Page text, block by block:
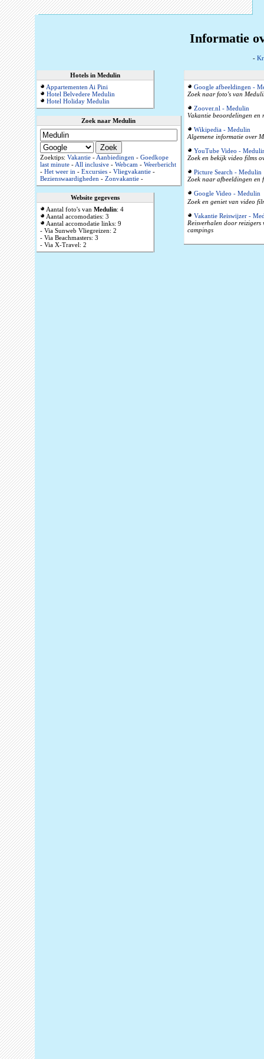
Informatie
-
Hotels in Medulin
Appartementen Ai Pini
Hotel Belvedere Medulin
Hotel Holiday Medulin
Zoek naar Medulin
Zoektips: Vakantie-Aanbiedingen- Goedkope
last minute-All inclusive- Webcam- Weerbericht
- Het weer in- Excursies- Vliegvakantie-
Bezienswaardigheden- Zonvakantie-
Website gegevens
Aantal foto's van Medulin: 4
Aantal accomodaties: 3
Aantal accomodatie links: 9
- Via Sunweb Vliegreizen: 2
- Via Beachmasters: 3
- Via X-Travel: 2
Google afbeeldingen -
Zoek naar foto's van
Zoover.nl - Medulin
Vakantie beoordelingen en
Wikipedia - Medulin
Algemene informatie over
YouTube Video -
Zoek en bekijk video films
Picture Search - Medulin
Zoek naar afbeeldingen en
Google Video - Medulin
Zoek en geniet van video
Vakantie Reiswijzer -
Reisverhalen door reizigers
campings